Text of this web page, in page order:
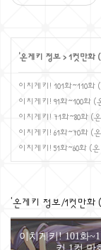
'온게키 정보>1컷만화
이치게키! 101화~110화
이치게키! 91화~100화
이치게키! 71화~80화 (
이치게키! 61화~70화 (
이치게키! 51화~60화 (
'온게키 정보/1컷만화
이치게키! 101화